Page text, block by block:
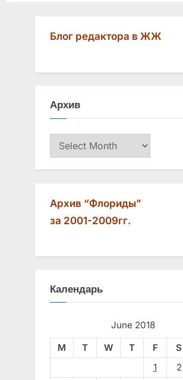
t
o
Блог редактора в ЖЖ
Архив
Архив
Архив “Флориды”
за 2001-2009гг.
Календарь
June 2018
M
T W T F S
1
2